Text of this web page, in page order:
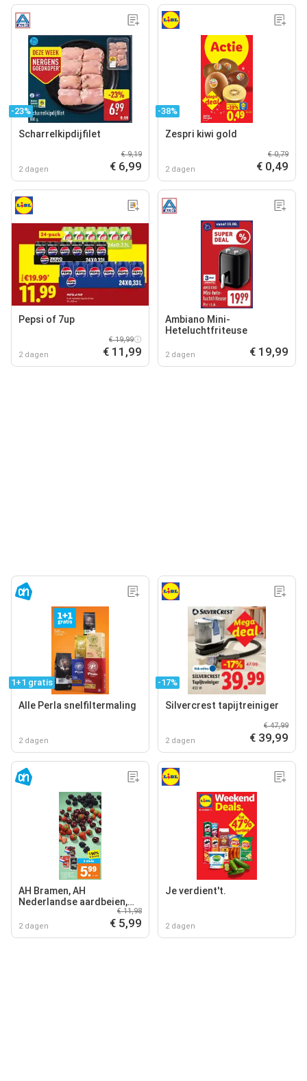
-23%
Scharrelkipdijfilet
2 dagen
€ 9,19
€ 6,99
-38%
Zespri kiwi gold
2 dagen
€ 0,79
€ 0,49
Pepsi of 7up
2 dagen
€ 19,99
€ 11,99
Ambiano Mini-
Heteluchtfriteuse
2 dagen € 19,99
1+1 gratis
Alle Perla snelfiltermaling
2 dagen
-17%
Silvercrest tapijtreiniger
2 dagen
€ 47,99
€ 39,99
AH Bramen, AH
Nederlandse aardbeien,
AH Nederlandse kersen
2 dagen
€ 11,98
€ 5,99
Je verdient't.
2 dagen